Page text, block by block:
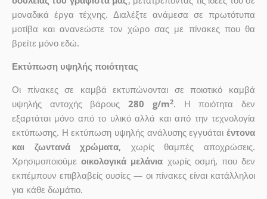
μοναδικά έργα τέχνης. Διαλέξτε ανάμεσα σε πρωτότυπα
μοτίβα και ανανεώστε τον χώρο σας με πίνακες που θα
βρείτε μόνο εδώ.
Εκτύπωση υψηλής ποιότητας
Οι πίνακες σε καμβά εκτυπώνονται σε ποιοτικό καμβά
υψηλής αντοχής βάρους280 g/m2. Η ποιότητα δεν
εξαρτάται μόνο από το υλικό αλλά και από την τεχνολογία
εκτύπωσης. Η εκτύπωση υψηλής ανάλυσης εγγυάταιέντονα
και ζωντανά χρώματα, χωρίς θαμπές αποχρώσεις.
Χρησιμοποιούμεοικολογικά μελάνια χωρίς οσμή, που δεν
εκπέμπουν επιβλαβείς ουσίες — οι πίνακες είναι κατάλληλοι
για κάθε δωμάτιο.